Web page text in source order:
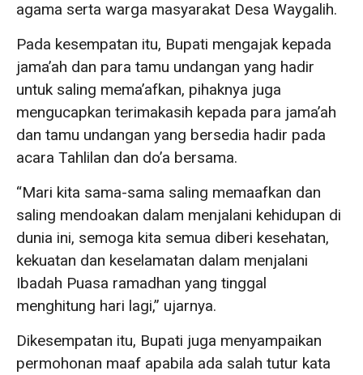
agama serta warga masyarakat Desa Waygalih.
Pada kesempatan itu, Bupati mengajak kepada
jama’ah dan para tamu undangan yang hadir
untuk saling mema’afkan, pihaknya juga
mengucapkan terimakasih kepada para jama’ah
dan tamu undangan yang bersedia hadir pada
acara Tahlilan dan do’a bersama.
“Mari kita sama-sama saling memaafkan dan
saling mendoakan dalam menjalani kehidupan di
dunia ini, semoga kita semua diberi kesehatan,
kekuatan dan keselamatan dalam menjalani
Ibadah Puasa ramadhan yang tinggal
menghitung hari lagi,” ujarnya.
Dikesempatan itu, Bupati juga menyampaikan
permohonan maaf apabila ada salah tutur kata